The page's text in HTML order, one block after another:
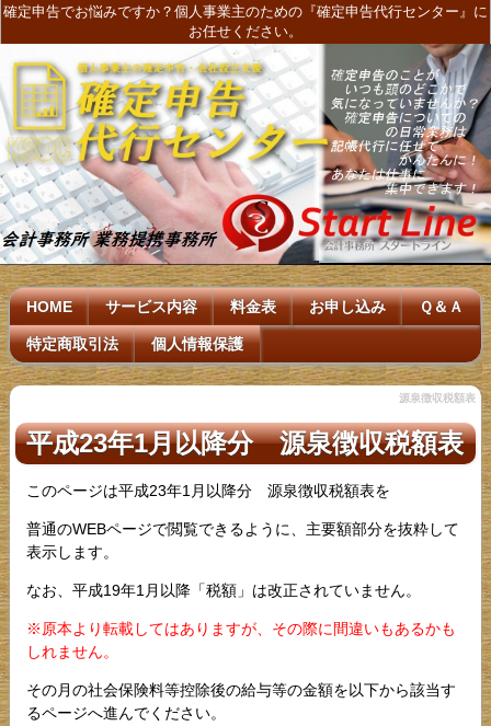
確定申告でお悩みですか？個人事業主のための『確定申告代行センター』に
お任せください。
HOME サービス内容 料金表 お申し込み Ｑ＆Ａ
特定商取引法 個人情報保護
源泉徴収税額表
平成23年1月以降分 源泉徴収税額表
このページは平成23年1月以降分 源泉徴収税額表を
普通のWEBページで閲覧できるように、主要額部分を抜粋して
表示します。
なお、平成19年1月以降「税額」は改正されていません。
※原本より転載してはありますが、その際に間違いもあるかも
しれません。
その月の社会保険料等控除後の給与等の金額を以下から該当す
るページへ進んでください。